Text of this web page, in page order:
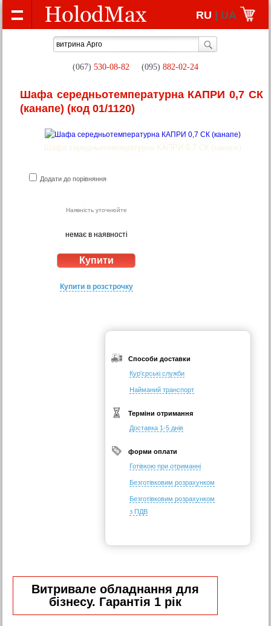
RU | UA
(067) 530-08-82 (095) 882-02-24
Шафа середньотемпературна КАПРИ 0,7 СК
(канапе) (код 01/1120)
Шафа середньотемпературна КАПРИ 0,7 СК (канапе)
Додати до порівняння
Наявність уточнюйте
немає в наявності
Купити в розстрочку
Способи доставки
Кур'єрські служби
Найманий транспорт
Терміни отримання
Доставка 1-5 днів
форми оплати
Готівкою при отриманні
Безготівковим розрахунком
Безготівковим розрахунком
з ПДВ
Витривале обладнання для
бізнесу. Гарантія 1 рік